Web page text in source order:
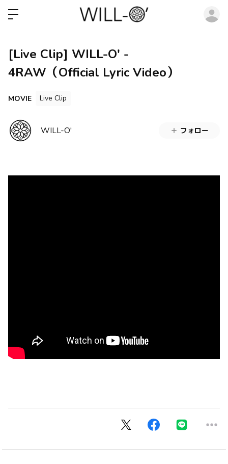
[Live Clip] WILL-O' -
4RAW（Official Lyric Video）
MOVIE Live Clip
WILL-O' フォロー